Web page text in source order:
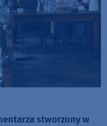
stworzony w